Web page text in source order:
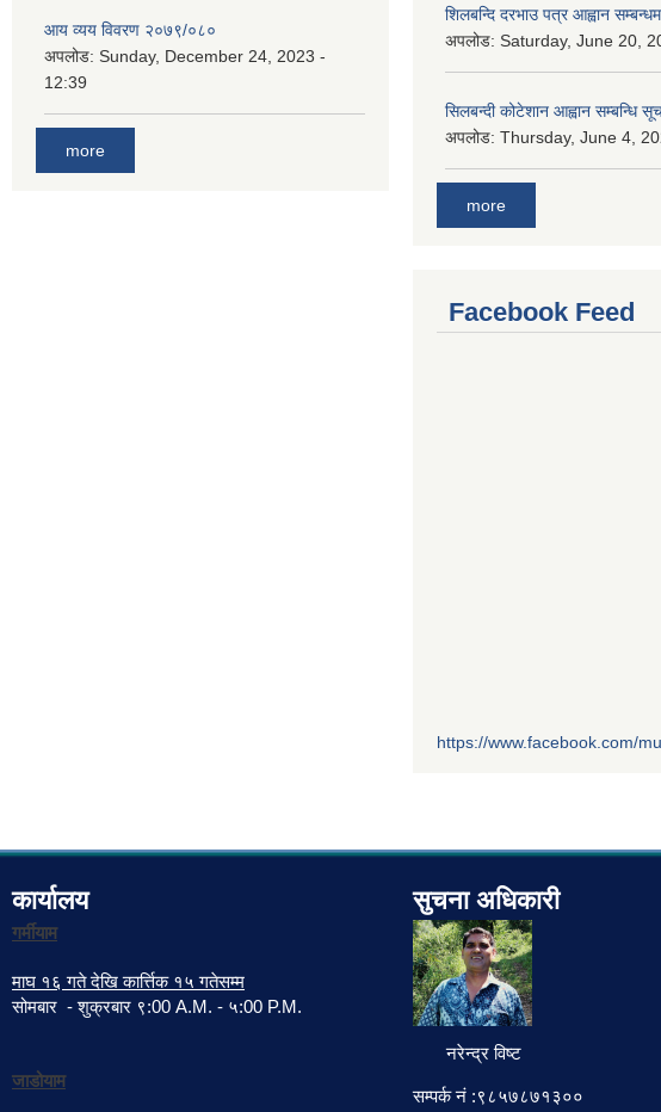
आय व्यय विवरण २०७९/०८०
अपलोड: Sunday, December 24, 2023 -
12:39
more
शिलबन्दि दरभाउ पत्र आह्वान
अपलोड: Saturday, June 20,
सिलबन्दी कोटेशान आह्वान सम्बन्धि
अपलोड: Thursday, June 4,
more
Facebook Feed
https://www.facebook.com/
कार्यालय
गर्मीयाम
माघ १६ गते देखि कार्त्तिक १५ गतेसम्म
सोमबार - शुक्रबार ९:00 A.M. - ५:00 P.M.
जाडोयाम
सुचना अधिकारी
नरेन्द्र विष्ट
सम्पर्क नं :९८५७८७१३००